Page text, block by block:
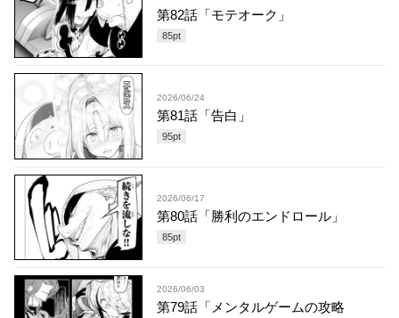
第82話「モテオーク」
85pt
2026/06/24
第81話「告白」
95pt
2026/06/17
第80話「勝利のエンドロール」
85pt
2026/06/03
第79話「メンタルゲームの攻略